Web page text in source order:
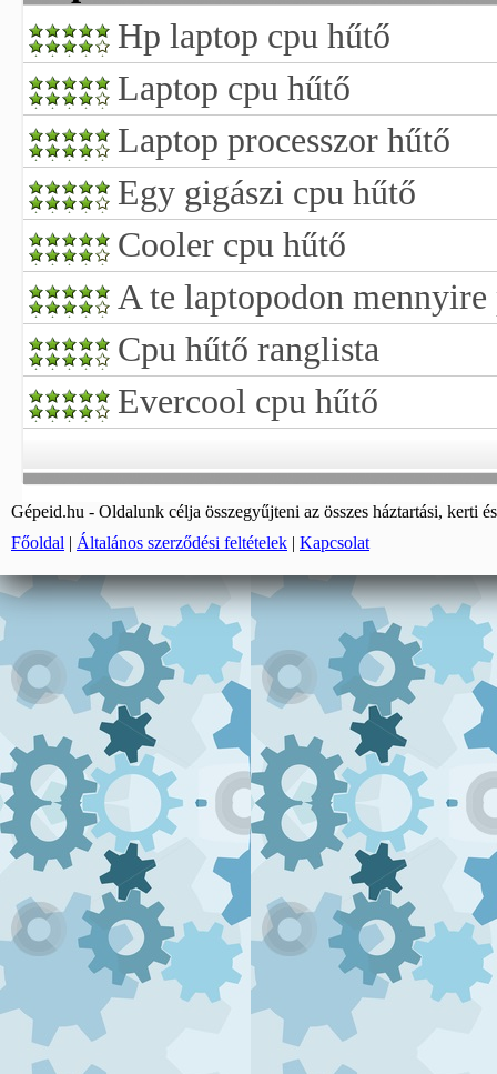
Hp laptop cpu hűtő
Laptop cpu hűtő
Laptop processzor hűtő
Egy gigászi cpu hűtő
Cooler cpu hűtő
A te laptopodon
Cpu hűtő ranglista
Evercool cpu hűtő
Gépeid.hu - Oldalunk célja összegyűjteni az összes háztartási, kerti
Főoldal | Általános szerződési feltételek | Kapcsolat